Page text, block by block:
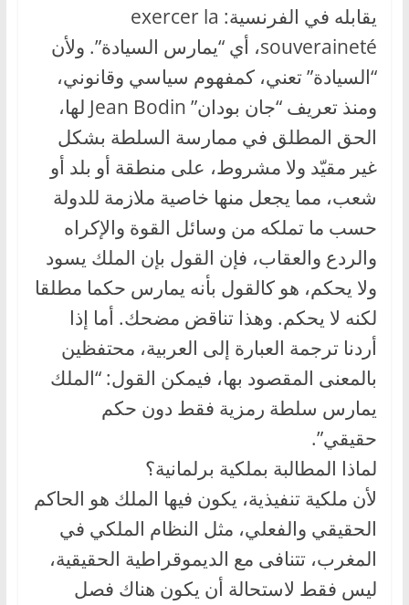
يقابله في الفرنسية: exercer la
souveraineté، أي “يمارس السيادة”. ولأن
“السيادة” تعني، كمفهوم سياسي وقانوني،
ومنذ تعريف “جان بودان” Jean Bodin لها،
الحق المطلق في ممارسة السلطة بشكل
غير مقيّد ولا مشروط، على منطقة أو بلد أو
شعب، مما يجعل منها خاصية ملازمة للدولة
حسب ما تملكه من وسائل القوة والإكراه
والردع والعقاب، فإن القول بإن الملك يسود
ولا يحكم، هو كالقول بأنه يمارس حكما مطلقا
لكنه لا يحكم. وهذا تناقض مضحك. أما إذا
أردنا ترجمة العبارة إلى العربية، محتفظين
بالمعنى المقصود بها، فيمكن القول: “الملك
يمارس سلطة رمزية فقط دون حكم
حقيقي”.
لماذا المطالبة بملكية برلمانية؟
لأن ملكية تنفيذية، يكون فيها الملك هو الحاكم
الحقيقي والفعلي، مثل النظام الملكي في
المغرب، تتنافى مع الديموقراطية الحقيقية،
ليس فقط لاستحالة أن يكون هناك فصل